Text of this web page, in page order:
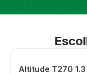
Altitude T270